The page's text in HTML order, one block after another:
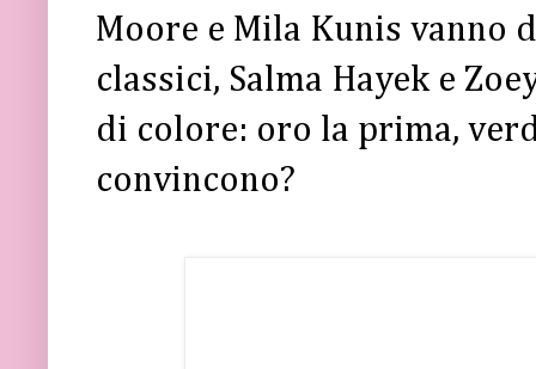
Moore e Mila Kunis vanno
classici, Salma Hayek e
di colore: oro la prima,
convincono?